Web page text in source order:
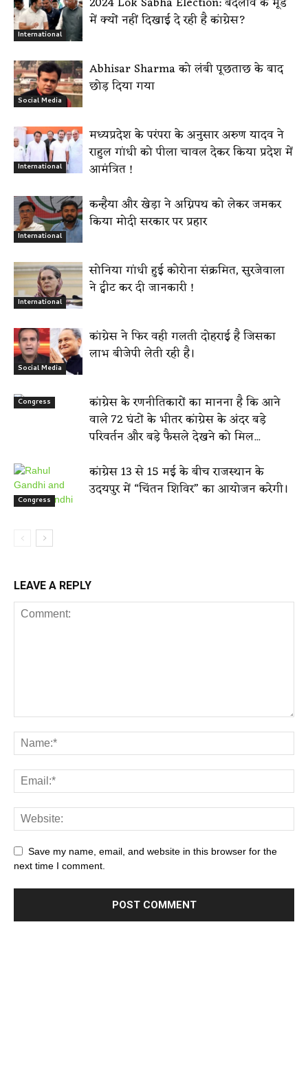
International
में क्यों नहीं दिखाई दे रही है कांग्रेस?
Social Media
Abhisar Sharma को लंबी पूछताछ के बाद
छोड़ दिया गया
International
मध्यप्रदेश के परंपरा के अनुसार अरुण यादव ने
राहुल गांधी को पीला चावल देकर किया प्रदेश में
आमंत्रित !
International
कन्हैया और खेड़ा ने अग्निपथ को लेकर जमकर
किया मोदी सरकार पर प्रहार
International
सोनिया गांधी हुई कोरोना संक्रमित, सुरजेवाला
ने ट्वीट कर दी जानकारी !
Social Media
कांग्रेस ने फिर वही गलती दोहराई है जिसका
लाभ बीजेपी लेती रही है।
Congress
कांग्रेस के रणनीतिकारों का मानना है कि आने
वाले 72 घंटों के भीतर कांग्रेस के अंदर बड़े
परिवर्तन और बड़े फैसले देखने को मिल...
Congress
कांग्रेस 13 से 15 मई के बीच राजस्थान के
उदयपुर में “चिंतन शिविर” का आयोजन करेगी।
LEAVE A REPLY
Save my name, email, and website in this browser for the
next time I comment.